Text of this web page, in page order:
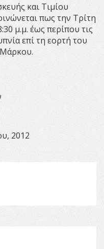
και Τιμίου
πως την Τρίτη
μ.μ. έως περίπου τις
επί τη εορτή του
2012